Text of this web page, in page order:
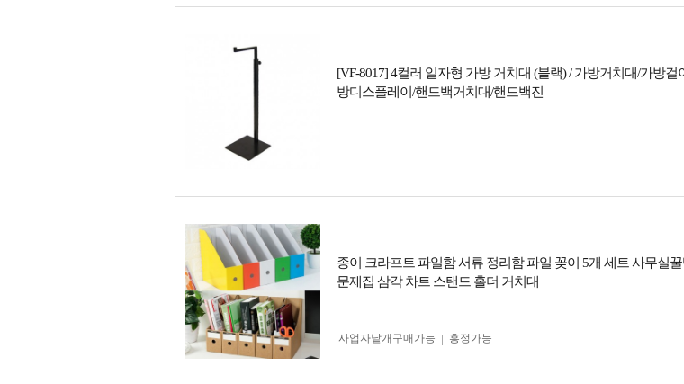
[VF-8017] 4컬러 일자형 가방 거치대 (블랙) / 가방거치대/가방걸
방디스플레이/핸드백거치대/핸드백진
종이 크라프트 파일함 서류 정리함 파일 꽂이 5개 세트 사무실꿀
문제집 삼각 차트 스탠드 홀더 거치대
사업자 낱개구매가능 흥정가능